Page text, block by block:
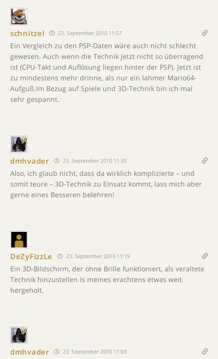
schnitzel 23. September 2010 11:57
Ein Vergleich zu den PSP-Daten wäre auch nicht schlecht
gewesen. Auch wenn die Technik jetzt nicht so überragend
ist (CPU-Takt und Auflösung liegen hinter der PSP). Jetzt ist
zu mindestens mehr drinne, als nur ein lahmer Mario64-
Aufguß.Im Bezug auf Spiele und 3D-Technik bin ich mal
sehr gespannt.
dmhvader 23. September 2010 11:30
Also, ich glaub nicht, dass da wirklich komplizierte – und
somit teure – 3D-Technik zu Einsatz kommt, lass mich aber
gerne eines Besseren belehren!
DeZyFizzLe 23. September 2010 11:19
Ein 3D-Bildschirm, der ohne Brille funktioniert, als veraltete
Technik hinzustellen is meines erachtens etwas weit
hergeholt.
dmhvader 23. September 2010 11:03